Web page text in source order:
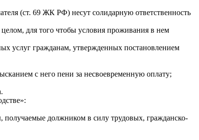
(ст. 69 ЖК РФ) несут солидарную ответственность
для того чтобы условия проживания в нем
услуг гражданам, утвержденных постановлением
с него пени за несвоевременную оплату;
получаемые должником в силу трудовых, гражданско-